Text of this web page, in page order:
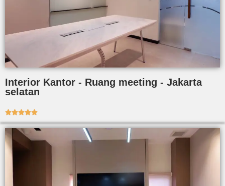
Interior Kantor - Ruang meeting - Jakarta
selatan
